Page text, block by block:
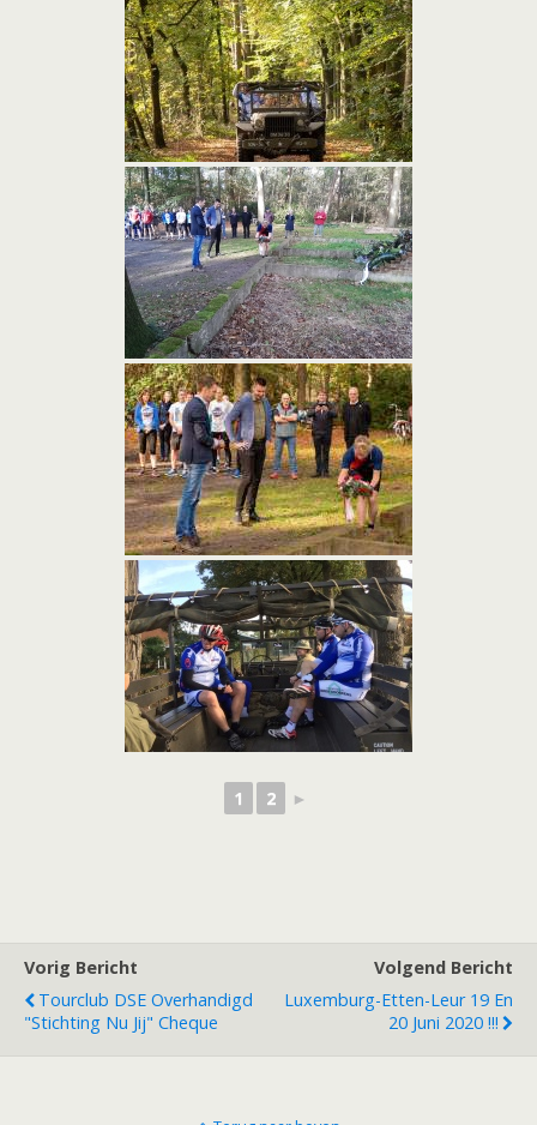
1 2 ►
Vorig Bericht
Tourclub DSE Overhandigd
"Stichting Nu Jij" Cheque
Volgend Bericht
Luxemburg-Etten-Leur 19 En
20 Juni 2020 !!!